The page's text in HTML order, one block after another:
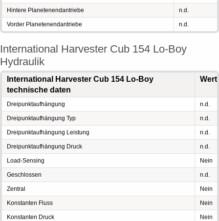
Hintere Planetenendantriebe n.d.
Vorder Planetenendantriebe n.d.
International Harvester Cub 154 Lo-Boy
Hydraulik
International Harvester Cub 154 Lo-Boy
technische daten
Wert
Dreipunktaufhängung n.d.
Dreipunktaufhängung Typ n.d.
Dreipunktaufhängung Leistung n.d.
Dreipunktaufhängung Druck n.d.
Load-Sensing Nein
Geschlossen n.d.
Zentral Nein
Konstanten Fluss Nein
Konstanten Druck Nein